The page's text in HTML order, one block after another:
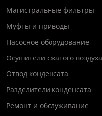
Магистральные фильтры
Муфты и приводы
Насосное оборудование
Осушители сжатого воздуха
Отвод конденсата
Разделители конденсата
Ремонт и обслуживание